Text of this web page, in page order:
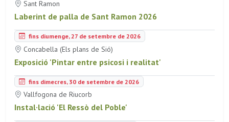
Sant Ramon
Laberint de palla de Sant Ramon 2026
fins diumenge, 27 de setembre de 2026
Concabella (Els plans de Sió)
Exposició 'Pintar entre psicosi i realitat'
fins dimecres, 30 de setembre de 2026
Vallfogona de Riucorb
Instal·lació 'El Ressò del Poble'